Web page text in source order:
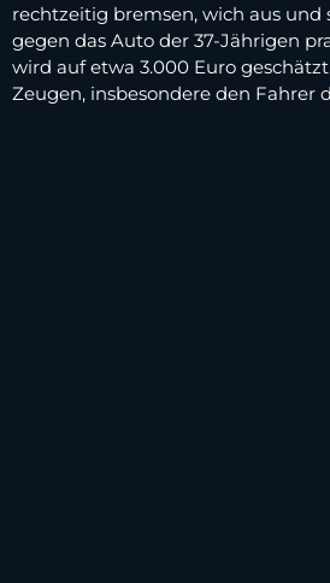
rechtzeitig bremsen, wich aus und
gegen das Auto der 37-Jährigen
wird auf etwa 3.000 Euro
Zeugen, insbesondere den Fahrer